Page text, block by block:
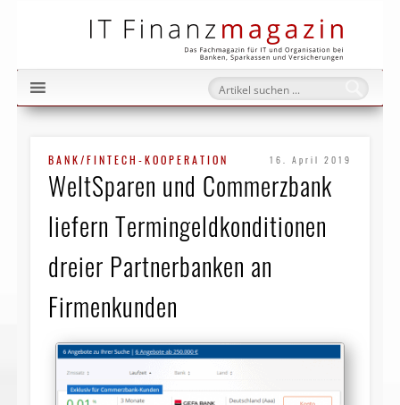
BANK/FINTECH-KOOPERATION 16. April 2019
WeltSparen und Commerzbank
liefern Termingeld­konditionen
dreier Partnerbanken an
Firmenkunden